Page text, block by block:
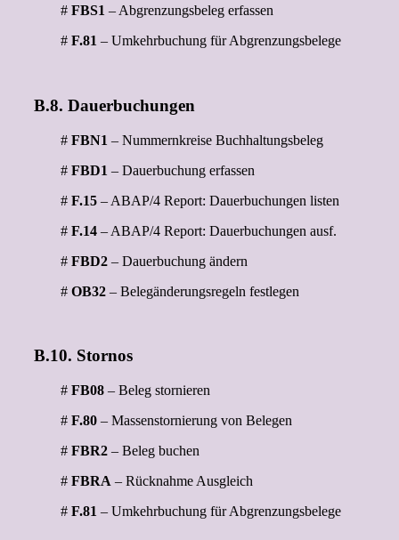
# FBS1 – Abgrenzungsbeleg erfassen
# F.81 – Umkehrbuchung für Abgrenzungsbelege
B.8. Dauerbuchungen
# FBN1 – Nummernkreise Buchhaltungsbeleg
# FBD1 – Dauerbuchung erfassen
# F.15 – ABAP/4 Report: Dauerbuchungen listen
# F.14 – ABAP/4 Report: Dauerbuchungen ausf.
# FBD2 – Dauerbuchung ändern
# OB32 – Belegänderungsregeln festlegen
B.10. Stornos
# FB08 – Beleg stornieren
# F.80 – Massenstornierung von Belegen
# FBR2 – Beleg buchen
# FBRA – Rücknahme Ausgleich
# F.81 – Umkehrbuchung für Abgrenzungsbelege